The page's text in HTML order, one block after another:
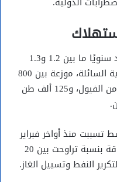
وكشف ولد خالد أن موريتانيا تستورد سنويًا ما بين 1.2 و1.3
مليون طن متري من المنتجات البترولية السائلة، موزعة بين 800
ألف طن من الكازوال، و350 ألف طن من الفيول، و125 ألف طن
منذ أواخر فبراير
2026 في تراجع العرض العالمي للطاقة بنسبة تراوحت بين 20